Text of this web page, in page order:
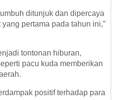
ditunjuk dan dipercaya
pertama pada tahun ini,”
tontonan hiburan,
pacu kuda memberikan
positif terhadap para